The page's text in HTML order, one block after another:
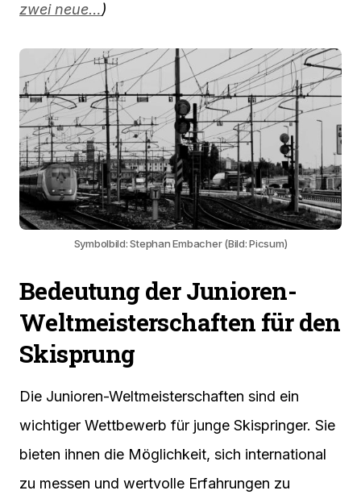
zwei neue…)
Symbolbild: Stephan Embacher (Bild: Picsum)
Bedeutung der Junioren-
Weltmeisterschaften für den
Skisprung
Die Junioren-Weltmeisterschaften sind ein
wichtiger Wettbewerb für junge Skispringer. Sie
bieten ihnen die Möglichkeit, sich international
zu messen und wertvolle Erfahrungen zu